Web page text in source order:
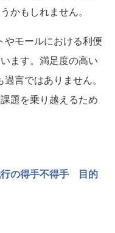
かもしれません。
モールにおける利便
ます。満足度の高い
言ではありません。
題を乗り越えるため
行の得手不得手 目的